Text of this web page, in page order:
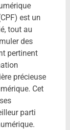
est un
tout au
des
pertinent
précieuse
Cet
parti